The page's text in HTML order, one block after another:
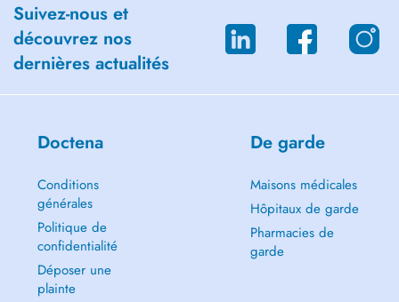
Suivez-nous et
découvrez nos
dernières actualités
Doctena
Conditions
générales
Politique de
confidentialité
Déposer une
plainte
De garde
Maisons médicales
Hôpitaux de garde
Pharmacies de
garde